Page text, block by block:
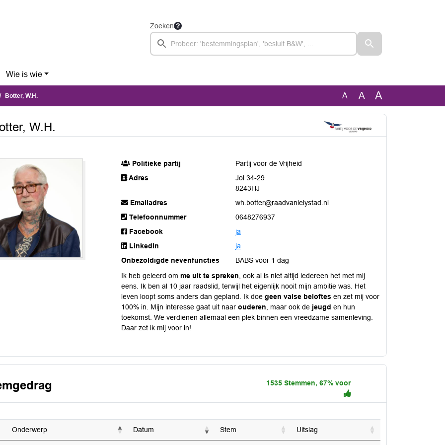
Zoeken
Wie is wie
Botter, W.H. A A A
W.H.
Politieke partij
Partij voor de Vrijheid
Adres
Jol 34-29
8243HJ
Emailadres
wh.botter@raadvanlelystad.nl
Telefoonnummer
0648276937
Facebook
ja
LinkedIn
ja
Onbezoldigde nevenfuncties
BABS voor 1 dag
Ik heb geleerd omme uit te spreken , ook al is niet altijd iedereen het met mij
eens. Ik ben al 10 jaar raadslid, terwijl het eigenlijk nooit mijn ambitie was. Het
leven loopt soms anders dan gepland. Ik doegeen valse beloftes en zet mij voor
100% in. Mijn interesse gaat uit naarouderen , maar ook de jeugd en hun
toekomst. We verdienen allemaal een plek binnen een vreedzame samenleving.
Daar zet ik mij voor in!
1535 Stemmen, 67% voor
Onderwerp Datum Stem Uitslag